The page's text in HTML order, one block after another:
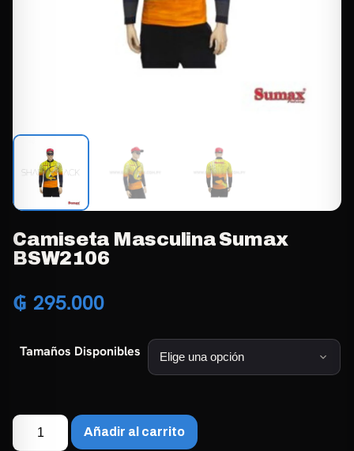
Camiseta Masculina Sumax
BSW2106
₲ 295.000
Tamaños Disponibles
Camiseta
Masculina
Añadir al carrito